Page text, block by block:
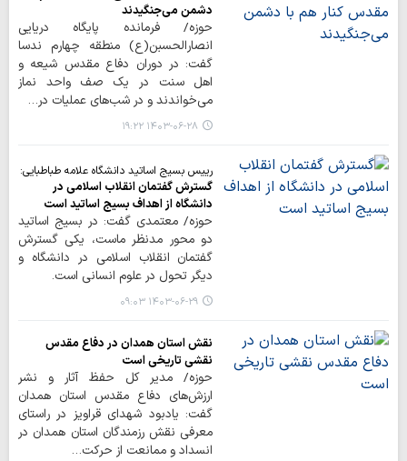
دشمن می‌جنگیدند
حوزه/ فرمانده پایگاه دریایی
انصارالحسبن(ع) منطقه چهارم ندسا
گفت: در دوران دفاع مقدس شیعه و
اهل سنت در یک صف واحد نماز
می‌خواندند و در شب‌های عملیات در…
۱۴۰۳-۰۶-۲۸ ۱۹:۲۲
رییس بسیج اساتید دانشگاه علامه طباطبایی:
گسترش گفتمان انقلاب اسلامی در
دانشگاه از اهداف بسیج اساتید است
حوزه/ معتمدی گفت: در بسیج اساتید
دو محور مدنظر ماست، یکی گسترش
گفتمان انقلاب اسلامی در دانشگاه و
دیگر تحول در علوم انسانی است.
۱۴۰۳-۰۶-۲۹ ۰۹:۰۳
نقش استان همدان در دفاع مقدس
نقشی تاریخی است
حوزه/ مدیر کل حفظ آثار و نشر
ارزش‌های دفاع مقدس استان همدان
گفت: یادبود شهدای قراویز در راستای
معرفی نقش رزمندگان استان همدان در
انسداد و ممانعت از حرکت…